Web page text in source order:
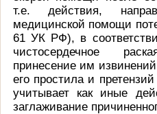
т.е. действия,
медицинской помощи
61 УК РФ), в
чистосердечное
принесение им
его простила и
учитывает как иные
заглаживание